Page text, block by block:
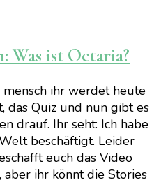
Was ist Octaria?
ihr werdet heute
das Quiz und nun gibt es
drauf. Ihr seht: Ich habe
beschäftigt. Leider
euch das Video
aber ihr könnt die Stories